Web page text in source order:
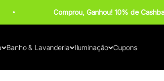
Comprou, Ganhou! 10% de
Banho & Lavanderia Iluminação Cupons